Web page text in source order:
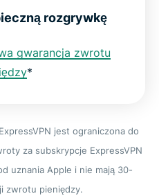
rozgrywkę
gwarancja zwrotu
*
jest ograniczona do
za subskrypcje ExpressVPN
uznania Apple i nie mają 30-
zwrotu pieniędzy.